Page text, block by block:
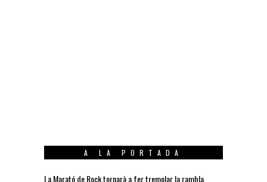
A LA PORTADA
La Marató de Rock tornarà a fer tremolar la rambla